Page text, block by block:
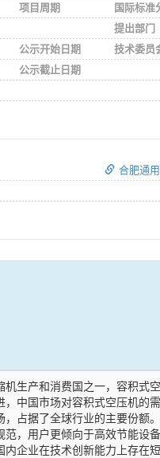
项目周期
公示开始日期
公示截止日期
国际标准
提出部门
技术委员
合肥通
机生产和消费国之一，容积式
，中国市场对容积式空压机的
占据了全球行业的主要份额
，用户更倾向于高效节能设
内企业在技术创新能力上存在